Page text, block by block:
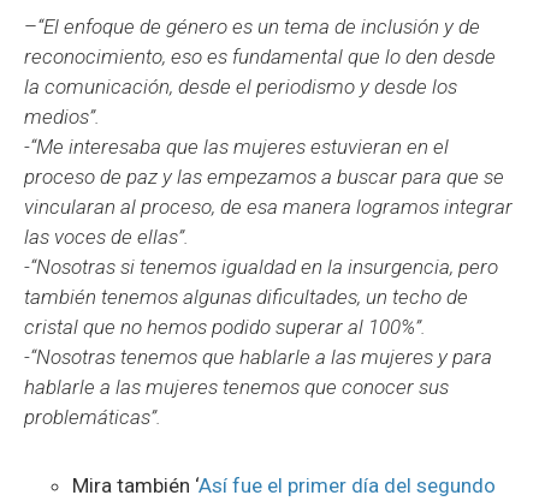
–“El enfoque de género es un tema de inclusión y de
reconocimiento, eso es fundamental que lo den desde
la comunicación, desde el periodismo y desde los
medios”.
-“Me interesaba que las mujeres estuvieran en el
proceso de paz y las empezamos a buscar para que se
vincularan al proceso, de esa manera logramos integrar
las voces de ellas”.
-“Nosotras si tenemos igualdad en la insurgencia, pero
también tenemos algunas dificultades, un techo de
cristal que no hemos podido superar al 100%”.
-“Nosotras tenemos que hablarle a las mujeres y para
hablarle a las mujeres tenemos que conocer sus
problemáticas”.
Mira también ‘Así fue el primer día del segundo